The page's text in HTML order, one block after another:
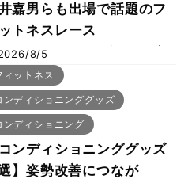
嘉男らも出場で話題のフ
トネスレース
（ハイロックス）が
メッセで8月6日から開
約1万2,000人が集結
8/5
ィットネス
ンディショニンググッズ
ンディショニング
コンディショニンググッズ
】姿勢改善につなが